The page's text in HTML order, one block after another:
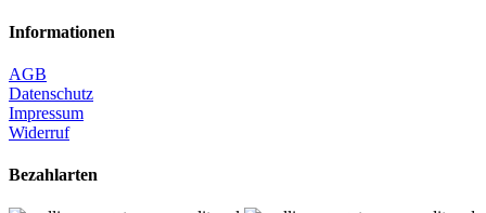
Informationen
AGB
Datenschutz
Impressum
Widerruf
Bezahlarten